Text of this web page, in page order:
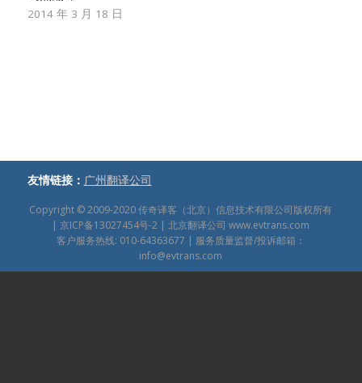
2014 年 3 月 18 日
友情链接： 广州翻译公司
Copyright © 2009-2020传奇译客（北京）信息技术有限公司版权所有
|京ICP备13027454号-2 | 北京翻译公司www.evtrans.com
客户服务热线: 010-64363677 | 服务质量监督/投诉邮箱：
info@evtrans.com